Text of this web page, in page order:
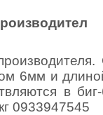
6мм и
в
0933947545